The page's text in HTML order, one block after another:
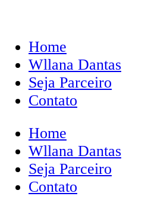
Home
Wllana Dantas
Seja Parceiro
Contato
Home
Wllana Dantas
Seja Parceiro
Contato